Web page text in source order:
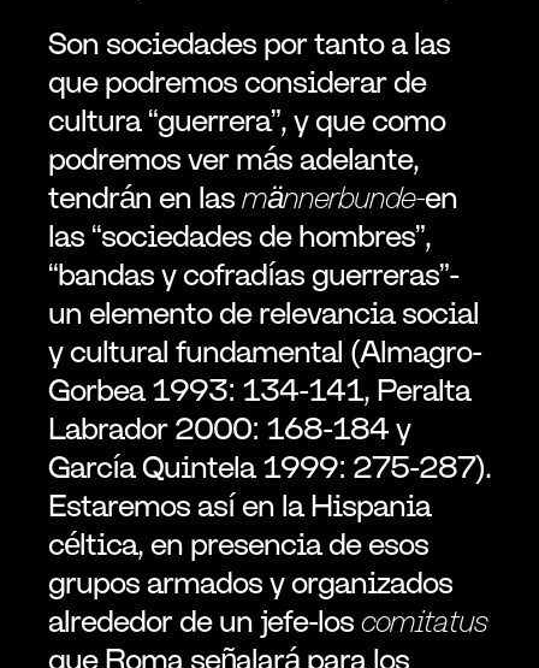
Son sociedades por tanto a las
que podremos considerar de
cultura “guerrera”, y que como
podremos ver más adelante,
tendrán en las männerbunde-en
las “sociedades de hombres”,
“bandas y cofradías guerreras”-
un elemento de relevancia social
y cultural fundamental (Almagro-
Gorbea 1993: 134-141, Peralta
Labrador 2000: 168-184 y
García Quintela 1999: 275-287).
Estaremos así en la Hispania
céltica, en presencia de esos
grupos armados y organizados
alrededor de un jefe-los comitatus
que Roma señalará para los